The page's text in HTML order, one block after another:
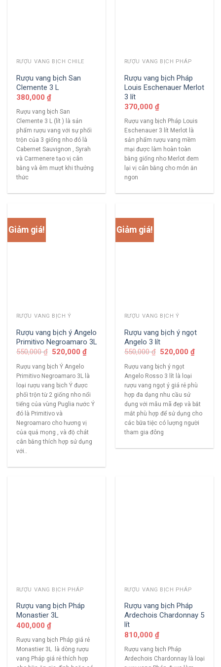
RƯỢU VANG BỊCH CHILE
Rượu vang bịch San
Clemente 3 L
380,000 ₫
Rượu vang bịch San
Clemente 3 L (lít ) là sản
phẩm rượu vang với sự phối
trộn của 3 giống nho đó là
Cabernet Sauvignon , Syrah
và Carmenere tạo vị cân
bằng và êm mượt khi thưởng
thức
RƯỢU VANG BỊCH PHÁP
Rượu vang bịch Pháp
Louis Eschenauer Merlot
3 lít
370,000 ₫
Rượu vang bịch Pháp Louis
Eschenauer 3 lít Merlot là
sản phẩm rượu vang mềm
mại được làm hoàn toàn
bằng giống nho Merlot đem
lại vị cân bằng cho món ăn
ngon
Giảm giá!
RƯỢU VANG BỊCH Ý
Rượu vang bịch ý Angelo
Primitivo Negroamaro 3L
550,000₫ 520,000₫
Rượu vang bịch Ý Angelo
Primitivo Negroamaro 3L là
loại rượu vang bịch Ý được
phối trộn từ 2 giống nho nổi
tiếng của vùng Puglia nước Ý
đó là Primitivo và
Negroamaro cho hương vị
của quả mọng , và độ chát
cân bằng thích hợp sử dụng
với..
Giảm giá!
RƯỢU VANG BỊCH Ý
Rượu vang bịch ý ngọt
Angelo 3 lít
550,000₫ 520,000₫
Rượu vang bịch ý ngọt
Angelo Rosso 3 lít là loại
rượu vang ngọt ý giá rẻ phù
hợp đa dạng nhu cầu sử
dụng với mẫu mã đẹp và bắt
mắt phù hợp để sử dụng cho
các bữa tiệc có lượng người
tham gia đông
RƯỢU VANG BỊCH PHÁP
Rượu vang bịch Pháp
Monastier 3L
400,000 ₫
Rượu vang bịch Pháp giá rẻ
Monastier 3L là dòng rượu
vang Pháp giá rẻ thích hợp
RƯỢU VANG BỊCH PHÁP
Rượu vang bịch Pháp
Ardechois Chardonnay 5
lít
810,000 ₫
Rượu vang bịch Pháp
Ardechois Chardonnay là loại